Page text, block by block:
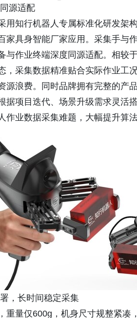
源适配
用知行机器人专属标准化研发架
家具身智能厂家应用。采集手与
与作业终端深度同源适配。相较
，采集数据精准贴合实际作业工
源浪费。同时品牌拥有完整的产
据项目迭代、场景升级需求灵活
作业数据采集难题，大幅提升算
，长时间稳定采集
重量仅600g，机身尺寸规整紧凑